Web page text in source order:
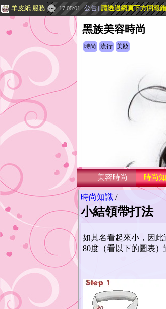
羊皮紙 服務 17:05:01 [公告]請透過網頁下方回報
黑族美容時尚
時尚 流行 美妝
美容時尚 時尚
時尚知識/
小結領帶打法
如其名看起來小，因
80度（看以下的圖表）